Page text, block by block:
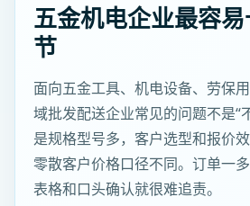
五金机电企业最容
节
面向五金工具、机电设备、劳保
域批发配送企业常见的问题不是“
是规格型号多，客户选型和报价
零散客户价格口径不同。订单一
表格和口头确认就很难追责。